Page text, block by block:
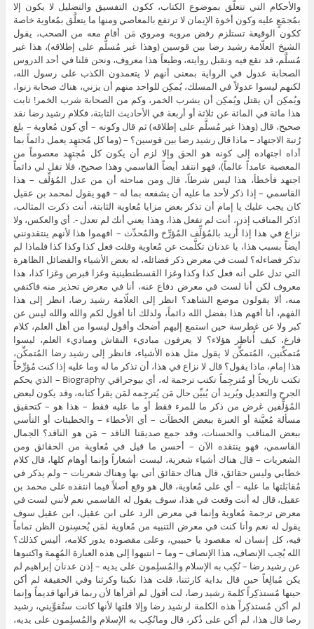
والأحكام التي تتعلَّق بموضوع الكتاب، ككون التفسيق والتضليل لا يكون إلا
بمُجمَعٍ عليه وكون أخوة الإيمان لا ترتفع بالمعاصي ومنها ما يتعلَّق بمُعاوية خاصة
ككون الوقيعة تستلزم رفض مرويه ومروي مَن أقام معه من الصحب، يقول
الشيخ العلّامة رشيد رضا بين قوسين (وهذا غير مُسلَّم على إطلاقه)، هذا غير
مُسلَّم، قد نقع فيه ونقبل روايته، وطبعاً هذا معروف، ونحن قلنا في أحد الدروس
الصحابة عدول في الرواية بمعنى أنهم لا يتعمدون الكذب على رسول الله،
لكنهم ليسوا عدولاً في المسلك، يُمكِن للواحد منهم أن يزني، هناك صحابة زنوا،
ويُمكِن أن يقتل ويُمكِن أن يشرب الخمر، وكم من الصحابة شرب الخمر! ثابت
هذا مائة في المائة عن ثلاثة أو أربعة في الأحاديث الثابتة، فكلام رشيد رضا نقد
صحيح، قال (وهذا غير مُسلَّم على إطلاقه) ثم قال وكونه – أي كون مُعاوية – بلغ
رُتبة الاجتهاد – ماذا قال رشيد رضا بين قوسين؟ – (وما كل مُجتهِد يعمل دائماً بما
أداه اجتهاده إلى كونه هو الحق وإلا لزم أن يكون كل مُجتهِد معصوماً من
المعصية عامداً عالماً)، فهو انتقد أيضاً القاسمي وهذا صحيح، فلا تقل لي دائماً
اجتهد فأخطأ، هذا ليس شرطاً، قال ومن مباحثه أن من عدل المُؤلِّف – هذا
القاسمي – إذا ذكر لأحد ما عليه أن يشفعه بما له – فهو يقول لمحمد بن عقيل
كان يجب عليك يا إمام أن تذكر بعض مزايا مُعاوية الثابتة، أنت ذكرت المثالب،
اذكر المناقب إذن، أنت لم تفعل هذا، وهذا يعني أنك لم تعدل -. أي والعكس، ولا
نزاع في هذا إذا أُريد بالمُؤلِّف المُؤرِّخ والمُحدِّث – افهموا هذا لأنهم ينتقدونني
أيضاً بسبب هذا، يا عدنان تكلَّمت عن مُعاوية وقلت فعل كذا وكذا كذا فلماذا لم
تذكر فضاءله؟ لست في معرض ذكر فضائله، له بعض الأشياء والفضائل الظاهرة
التي تدل على أنه فعل كذا وكذا وغزا القسطنطينية وغزا قبرص وغزا كذا، هذا
معروف لكن أنا لست في معرض دفاع عنه، أنا في معرض تحذير منه فاكتفي
منه، ألا يقولون موضع الشاهد؟ انظر إلى العلّامة رشيد رضا، انظر إلى هذا
الفهم، أنا أفهم هذا بفضل الله دائماً، ولذلك أنا أقول لكم والله والله ليس عن
كبر ولا عن غطرسة حين استمع إليهم أضحك وأقول ليسوا من أهل العلم، كلام
فارغ، كيف أُناظِر هؤلاء؟ لا يعرفون مباديء النقاش ومباديء العلم، ليسوا
مُتمكِّنين، المُتمكِّن لا يقول مثل هذه الأشياء، فانظر إلى رشيد رضا المُتمكِّن،
هذا إمام، ماذا يقول؟ قال لا نزاع في هذا، أن تذكر ما له وما عليه إذا كنت مُؤرِّخاً
تكتب تاريخاً أو مُترجِماً تكتب ترجمة له، أي بيوجرافي Biography – الذي يحكم
الجرح والتعديل ويُريد أن يُبيِّن حال مَن يُترجِمه لمَن يقرأ كتابه، وقد يكون لبعض
المُؤلِّفين غرض من ذكر ما للمرء فقط أو ما عليه فقط – هذا هو – كتحقيق
مسألة مُعيَّنة أو العبرة ببعض الخطآت – أي الأخطاء – والخطيئات أو التأسي
ببعض المناقب والحسنات، وقد جمع صديقنا الناقد – مَن هو الناقد؟ الجمال
القاسمي، فهو ينتقده الآن – أحسن ما قيل في مُعاوية من الحقائق ومن
الشعريات – قال هناك أشياء شعرية، ليست أشعاراً وإنما أوهام كلها، قال كلام
خطابي وليس حقائق، قال هناك حقائق أتى بها وهناك شعريات – ولم يذكر في
مُقابَلتها ما عليه – أي على مُعاوية، قال هو وقع أصلاً فيما انتقده على محمد بن
عقيل، قال له أنت وقعت في هذا، سوف يقول له القاسمي نعم لأنني لست في
معرض ترجمة مُعاوية وإنما في معرض الرد على ابن عقيل، ابن عقيل سوف
يقول له نعم وأنا كنت في معرض التنبيه من مُعاوية لمَن يُحسِنون الظن تماماً
فيه، كل إنسان له مقصود يا حبيبي، وعلى مقصوده يدور كلامه، أليس كذلك؟
الله يُحِب الإنصاف، هذا الإنصاف – وما – انتبهوا إلى هذه العبارة المُهِمة واكتبوها
عن رشيد رضا – نُكِب به الإسلام والمُسلِمون على يديه – إذن عدنان إبراهيم لم
يكن مُبالِغاً حين قال بداية كارثتنا، قلت هذا نكبنا وكرثنا وفي الحقيقة لم أكن
حينها مُستذكِراً كلمة رشيد رضا، لت أقول لم أقرأها لأن ربما قرأتها قديماً وإنما
لم أكن مُستذكِراً هذه الكلمة لرشيد رضا وإلا قلتها لأنها كانت ستُقوِّيني، رشيد
رضا قال هذا، لم أكن على ذُكر، قال ومانُكِب به الإسلام والمُسلِمون على يديه،